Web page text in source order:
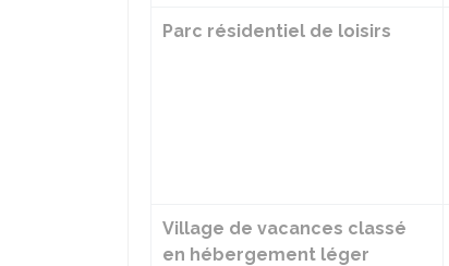
Parc résidentiel de loisirs
Village de vacances classé
en hébergement léger